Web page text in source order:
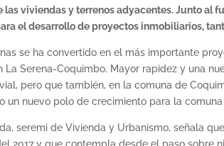
las viviendas y terrenos adyacentes. Junto al
el desarrollo de proyectos inmobiliarios,
se ha convertido en el más importante
La Serena-Coquimbo. Mayor rapidez y una
pero que también, en la comuna de
un nuevo polo de crecimiento para la comuna
seremi de Vivienda y Urbanismo, señala